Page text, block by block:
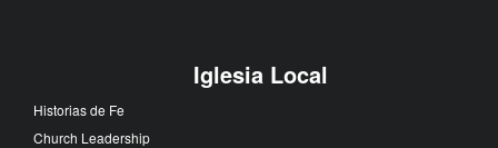
Iglesia Local
Historias de Fe
Church Leadership